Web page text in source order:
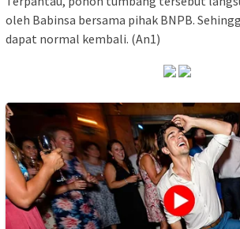
oleh Babinsa bersama pihak BNPB.
dapat normal kembali. (An1)